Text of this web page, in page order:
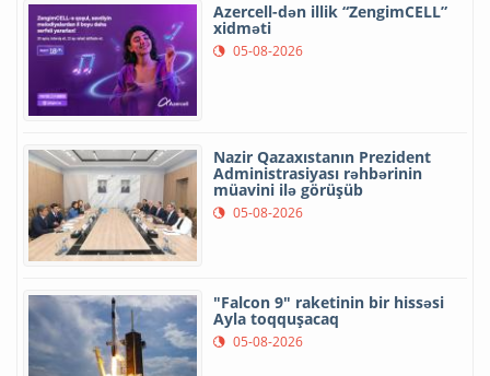
Azercell-dən illik “ZengimCELL”
xidməti
05-08-2026
Nazir Qazaxıstanın Prezident
Administrasiyası rəhbərinin
müavini ilə görüşüb
05-08-2026
"Falcon 9" raketinin bir hissəsi
Ayla toqquşacaq
05-08-2026